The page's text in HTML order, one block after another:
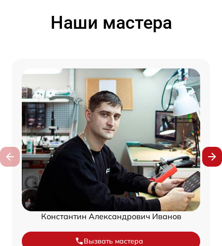
Наши мастера
Константин Александрович Иванов
Вызвать мастера